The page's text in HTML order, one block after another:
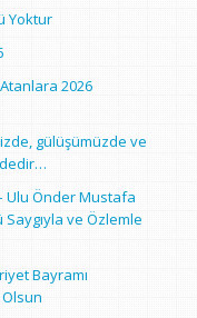
Yoktur
2026
gülüşümüzde ve
Ulu Önder Mustafa
Saygıyla ve Özlemle
Bayramı